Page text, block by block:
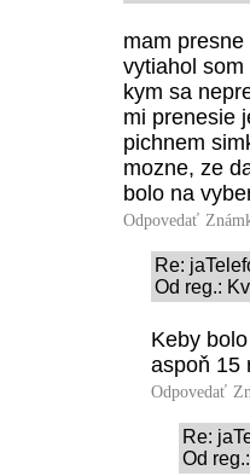
mam
vytiahol
kym sa
mi prenesie
pichnem
mozne, ze
bolo na
Odpovedať
Re:
Od reg.:
Keby
aspoň 15
Odpovedať
Re:
Od